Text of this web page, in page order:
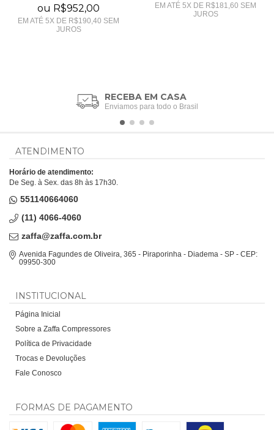
ou R$952,00
EM ATÉ 5X DE R$190,40 SEM
JUROS
EM ATÉ 5X DE R$181,60 SEM
JUROS
RECEBA EM CASA
Enviamos para todo o Brasil
ATENDIMENTO
Horário de atendimento:
De Seg. à Sex. das 8h às 17h30.
551140664060
(11) 4066-4060
zaffa@zaffa.com.br
Avenida Fagundes de Oliveira, 365 - Piraporinha - Diadema - SP - CEP:
09950-300
INSTITUCIONAL
Página Inicial
Sobre a Zaffa Compressores
Política de Privacidade
Trocas e Devoluções
Fale Conosco
FORMAS DE PAGAMENTO